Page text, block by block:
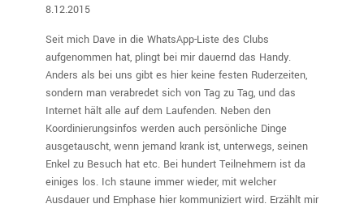
8.12.2015
Seit mich Dave in die WhatsApp-Liste des Clubs
aufgenommen hat, plingt bei mir dauernd das Handy.
Anders als bei uns gibt es hier keine festen Ruderzeiten,
sondern man verabredet sich von Tag zu Tag, und das
Internet hält alle auf dem Laufenden. Neben den
Koordinierungsinfos werden auch persönliche Dinge
ausgetauscht, wenn jemand krank ist, unterwegs, seinen
Enkel zu Besuch hat etc. Bei hundert Teilnehmern ist da
einiges los. Ich staune immer wieder, mit welcher
Ausdauer und Emphase hier kommuniziert wird. Erzählt mir